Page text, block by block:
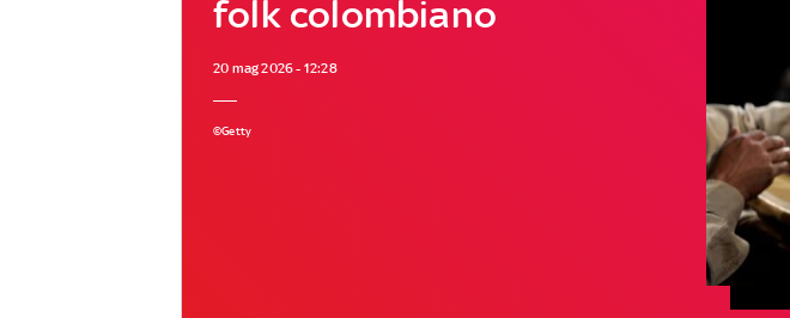
folk colombiano
20 mag 2026 - 12:28
©Getty